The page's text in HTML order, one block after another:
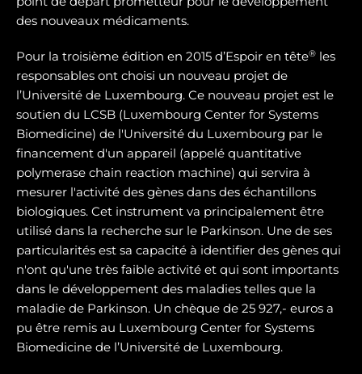
des nouveaux médicaments.
Pour la troisième édition en 2015 d’Espoir en tête® les
responsables ont choisi un nouveau projet de
l’Université de Luxembourg. Ce nouveau projet est le
soutien du LCSB (Luxembourg Center for Systems
Biomedicine) de l'Université du Luxembourg par le
financement d'un appareil (appelé quantitative
polymerase chain reaction machine) qui servira à
mesurer l'activité des gènes dans des échantillons
biologiques. Cet instrument va principalement être
utilisé dans la recherche sur le Parkinson. Une de ses
particularités est sa capacité à identifier des gènes qui
n'ont qu'une très faible activité et qui sont importants
dans le développement des maladies telles que la
maladie de Parkinson. Un chèque de 25 927,- euros a
pu être remis au Luxembourg Center for Systems
Biomedicine de l’Université de Luxembourg.